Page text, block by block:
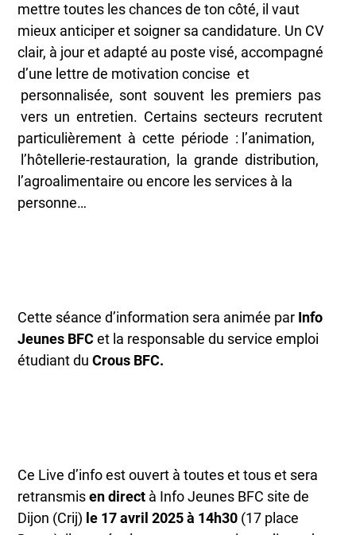
mettre toutes les chances de ton côté, il vaut
mieux anticiper et soigner sa candidature. Un CV
clair, à jour et adapté au poste visé, accompagné
d’une lettre de motivation concise et
personnalisée, sont souvent les premiers pas
vers un entretien. Certains secteurs recrutent
particulièrement à cette période : l’animation,
l’hôtellerie-restauration, la grande distribution,
l’agroalimentaire ou encore les services à la
personne…
Cette séance d’information sera animée par Info
Jeunes BFC et la responsable du service emploi
étudiant duCrous BFC.
Ce Live d’info est ouvert à toutes et tous et sera
retransmisen direct à Info Jeunes BFC site de
Dijon (Crij) le 17 avril 2025 à 14h30 (17 place